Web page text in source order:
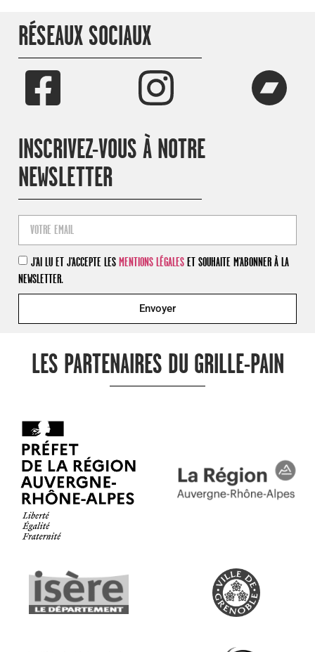
RÉSEAUX SOCIAUX
INSCRIVEZ-VOUS À NOTRE
NEWSLETTER
J'AI LU ET J'ACCEPTE LESMENTIONS LÉGALES ET SOUHAITE M'ABONNER À LA
NEWSLETTER.
Envoyer
LES PARTENAIRES DU GRILLE-PAIN